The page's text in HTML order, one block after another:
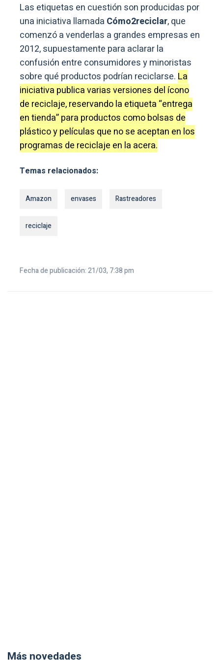
Las etiquetas en cuestión son producidas por
una iniciativa llamada Cómo2reciclar, que
comenzó a venderlas a grandes empresas en
2012, supuestamente para aclarar la
confusión entre consumidores y minoristas
sobre qué productos podrían reciclarse. La
iniciativa publica varias versiones del ícono
de reciclaje, reservando la etiqueta “entrega
en tienda” para productos como bolsas de
plástico y películas que no se aceptan en los
programas de reciclaje en la acera.
Temas relacionados:
Amazon envases Rastreadores
reciclaje
Fecha de publicación: 21/03, 7:38 pm
Más novedades